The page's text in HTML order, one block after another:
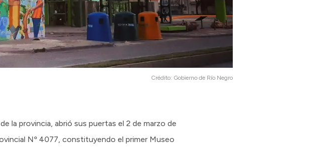
Crédito: Gobierno de Río Negro
la provincia, abrió sus puertas el 2 de marzo de
Nº 4077, constituyendo el primer Museo